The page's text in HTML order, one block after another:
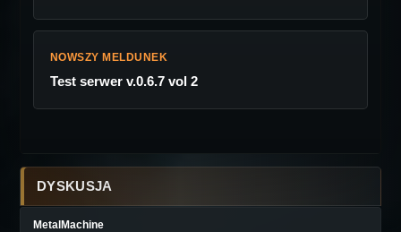
NOWSZY MELDUNEK
Test serwer v.0.6.7 vol 2
DYSKUSJA
MetalMachine